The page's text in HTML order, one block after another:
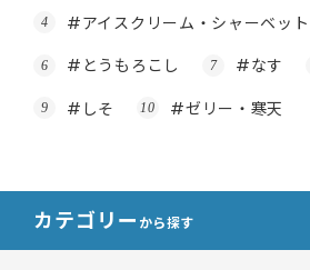
#アイスクリーム・シャーベット
#とうもろこし
#なす
#しそ
#ゼリー・寒天
カテゴリー から探す